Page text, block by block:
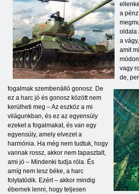
a
oldala
a
amit
vagy
de,
fogalmak szembenálló gonosz. De
ez a harc jó és gonosz között nem
kerülheti meg – Az eszköz a mi
világunkban, és ez az egyensúly
ezeket a fogalmakat, és van egy
egyensúly, amely elvezet a
harmónia. Ha még nem tudtuk, hogy
vannak rossz, akkor nem tapasztalt,
ami jó – Mindenki tudja róla. És
amíg nem lesz béke, a harc
folytatódik. Ezért – akkor mindig
ébernek lenni, hogy teljesen